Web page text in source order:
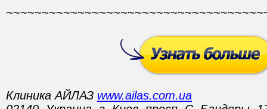
Клиника АЙЛАЗ www.ailas.com.ua